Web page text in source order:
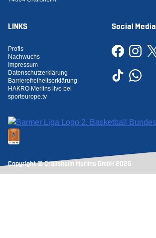
LINKS
Profis
Nachwuchs
Impressum
Datenschutzerklärung
Barrierefreiheitserklärung
HAKRO Merlins live bei
sporteurope.tv
Social Media
Copyright © Crailsheim Merlins GmbH 2026